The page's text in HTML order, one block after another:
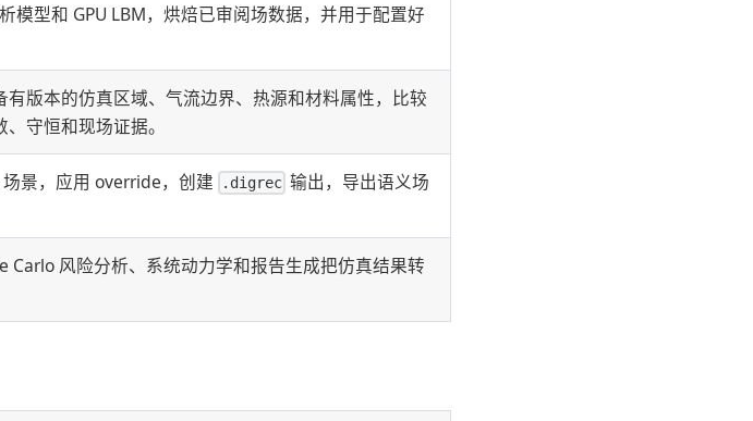
模型和 GPU LBM，烘焙已审阅场数据，并用于配置好
版本的仿真区域、气流边界、热源和材料属性，比较
守恒和现场证据。
景，应用 override，创建 .digrec 输出，导出语义场
Carlo 风险分析、系统动力学和报告生成把仿真结果转